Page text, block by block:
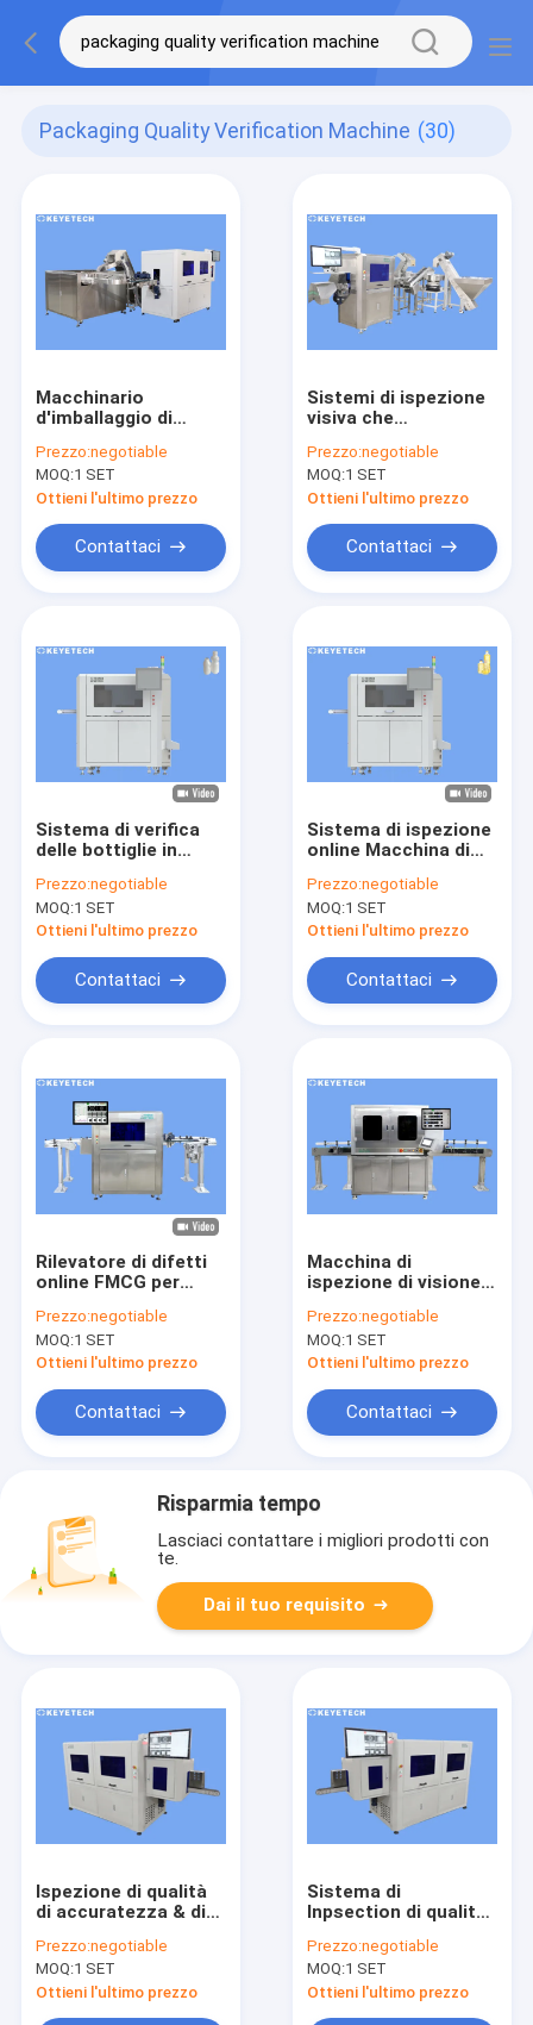
Packaging Quality Verification Machine (30)
Macchinario
d'imballaggio di
alta accuratezza di
ispezione
Prezzo:negotiable
MOQ:1 SET
Ottieni l'ultimo prezzo
Contattaci
Sistemi di ispezione
visiva che
qualità degli
imballaggi per
cosmetici, alimenti e
prodotti
farmaceutici
Prezzo:negotiable
MOQ:1 SET
Ottieni l'ultimo prezzo
Contattaci
Sistema di verifica
delle bottiglie in
con supporto HMI e
tasso di rigetto ≤
0,5%
Prezzo:negotiable
MOQ:1 SET
Ottieni l'ultimo prezzo
Contattaci
Sistema di ispezione
online Macchina di
di olio di plastica
300-500 kg Peso
Prezzo:negotiable
MOQ:1 SET
Ottieni l'ultimo prezzo
Contattaci
Rilevatore di difetti
online FMCG per
di ispezione di
qualità a 360 gradi
Prezzo:negotiable
MOQ:1 SET
Ottieni l'ultimo prezzo
Contattaci
Macchina di
ispezione di visione
un'ispezione di 360
gradi
Prezzo:negotiable
MOQ:1 SET
Ottieni l'ultimo prezzo
Contattaci
Risparmia tempo
Lasciaci contattare i migliori prodotti con
te.
Dai il tuo requisito
Ispezione di qualità
di accuratezza & di
consumo di energia
5kw-7kw
Prezzo:negotiable
MOQ:1 SET
Ottieni l'ultimo prezzo
Sistema di
Inpsection di qualità
macchina di
valutazione di
prodotto della
garanzia da 1 anno
Prezzo:negotiable
MOQ:1 SET
Ottieni l'ultimo prezzo